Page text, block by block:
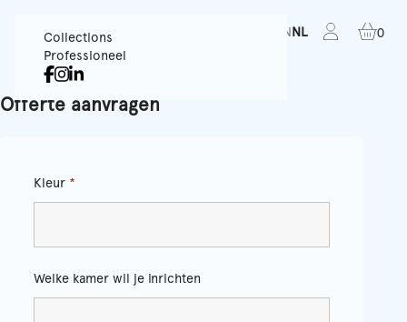
Collections
Professioneel
EN NL 0
Offerte aanvragen
Kleur *
Welke kamer wil je inrichten